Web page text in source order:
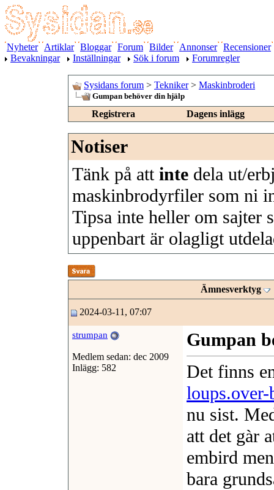
Nyheter Artiklar Bloggar Forum Bilder Annonser Recensioner
Bevakningar
Inställningar Sök i forum Forumregler
Sysidans forum > Tekniker > Maskinbroderi
Gumpan behöver din hjälp
Registrera Dagens inlägg
Notiser
Tänk på att inte dela ut/
maskinbrodyrfiler som ni
Tipsa inte heller om sajter
uppenbart är olagligt
Ämnesverktyg
2024-03-11, 07:07
strumpan
Medlem sedan: dec 2009
Inlägg: 582
Gumpan
Det finns
nu sist.
att det gàr
embird
bara